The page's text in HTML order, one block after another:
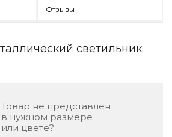
Отзывы
светильник.
Товар не представлен
в нужном размере
или цвете?